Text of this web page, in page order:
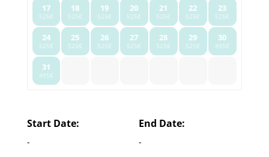
17
525€
18
525€
19
525€
20
525€
21
525€
22
525€
23
525€
24
525€
25
525€
26
525€
27
525€
28
525€
29
525€
30
495€
31
495€
Start Date:
-
End Date:
-